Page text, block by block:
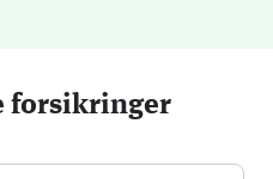
forsikringer